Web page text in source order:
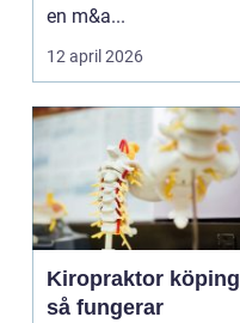
en m&a...
12 april 2026
Kiropraktor köping
så fungerar